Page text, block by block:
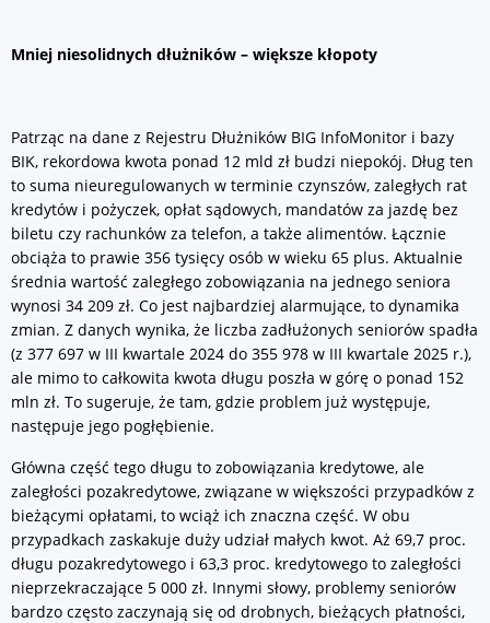
Mniej niesolidnych dłużników – większe kłopoty
Patrząc na dane z Rejestru Dłużników BIG InfoMonitor i bazy
BIK, rekordowa kwota ponad 12 mld zł budzi niepokój. Dług ten
to suma nieuregulowanych w terminie czynszów, zaległych rat
kredytów i pożyczek, opłat sądowych, mandatów za jazdę bez
biletu czy rachunków za telefon, a także alimentów. Łącznie
obciąża to prawie 356 tysięcy osób w wieku 65 plus. Aktualnie
średnia wartość zaległego zobowiązania na jednego seniora
wynosi 34 209 zł. Co jest najbardziej alarmujące, to dynamika
zmian. Z danych wynika, że liczba zadłużonych seniorów spadła
(z 377 697 w III kwartale 2024 do 355 978 w III kwartale 2025 r.),
ale mimo to całkowita kwota długu poszła w górę o ponad 152
mln zł. To sugeruje, że tam, gdzie problem już występuje,
następuje jego pogłębienie.
Główna część tego długu to zobowiązania kredytowe, ale
zaległości pozakredytowe, związane w większości przypadków z
bieżącymi opłatami, to wciąż ich znaczna część. W obu
przypadkach zaskakuje duży udział małych kwot. Aż 69,7 proc.
długu pozakredytowego i 63,3 proc. kredytowego to zaległości
nieprzekraczające 5 000 zł. Innymi słowy, problemy seniorów
bardzo często zaczynają się od drobnych, bieżących płatności,